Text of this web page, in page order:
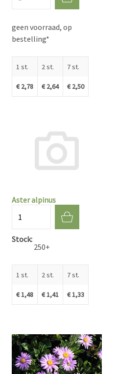
geen voorraad, op
bestelling*
1 st.
€ 2,78
2 st.
€ 2,64
7 st.
€ 2,50
Aster alpinus
Stock
250+
1 st.
€ 1,48
2 st.
€ 1,41
7 st.
€ 1,33